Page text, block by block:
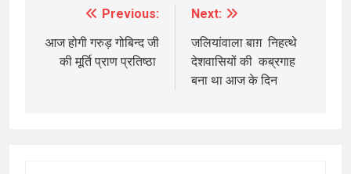
navigation
Previous:
आज होगी गरुड़ गोबिन्द जी
की मूर्ति प्राण प्रतिष्ठा
Next:
जलियांवाला बाग़ निहत्थे
देशवासियों की कब्रगाह
बना था आज के दिन